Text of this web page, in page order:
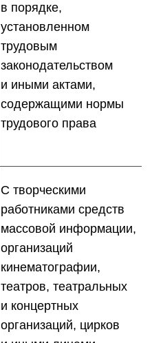
в порядке,
установленном
трудовым
законодательством
и иными актами,
содержащими нормы
трудового права
С творческими
работниками средств
массовой информации,
организаций
кинематографии,
театров, театральных
и концертных
организаций, цирков